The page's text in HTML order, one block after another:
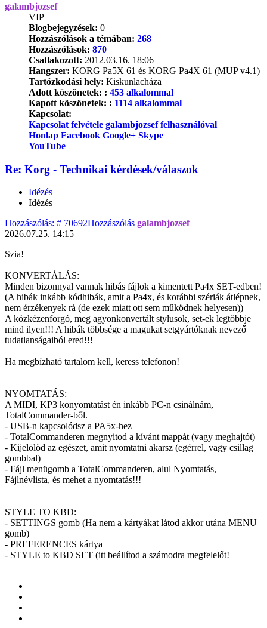
galambjozsef
VIP
Blogbejegyzések: 0
Hozzászólások a témában: 268
Hozzászólások: 870
Csatlakozott: 2012.03.16. 18:06
Hangszer: KORG Pa5X 61 és KORG Pa4X 61 (MUP v4.1)
Tartózkodási hely: Kiskunlacháza
Adott köszönetek: : 453 alkalommal
Kapott köszönetek: : 1114 alkalommal
Kapcsolat:
Kapcsolat felvétele galambjozsef felhasználóval
Honlap Facebook Google+ Skype
YouTube
Re: Korg - Technikai kérdések/válaszok
Idézés
Idézés
Hozzászólás: # 70692Hozzászólás galambjozsef
2026.07.25. 14:15
Szia!
KONVERTÁLÁS:
Minden bizonnyal vannak hibás fájlok a kimentett Pa4x SET-edben!
(A hibák inkább kódhibák, amit a Pa4x, és korábbi szériák átlépnek,
nem érzékenyek rá (de ezek miatt ott sem működnek helyesen))
A közkézenforgó, meg agyonkonvertált stylusok, set-ek legtöbbje
mind ilyen!!! A hibák többsége a magukat setgyártóknak nevező
tudatlanságaiból ered!!!
Ha megbízható tartalom kell, keress telefonon!
NYOMTATÁS:
A MIDI, KP3 konyomtatást én inkább PC-n csinálnám,
TotalCommander-ből.
- USB-n kapcsolódsz a PA5x-hez
- TotalCommanderen megnyitod a kívánt mappát (vagy meghajtót)
- Kijelölöd az egészet, amit nyomtatni akarsz (egérrel, vagy csillag
gombbal)
- Fájl menügomb a TotalCommanderen, alul Nyomtatás,
Fájlnévlista, és mehet a nyomtatás!!!
STYLE TO KBD:
- SETTINGS gomb (Ha nem a kártyákat látod akkor utána MENU
gomb)
- PREFERENCES kártya
- STYLE to KBD SET (itt beállítod a számodra megfelelőt!